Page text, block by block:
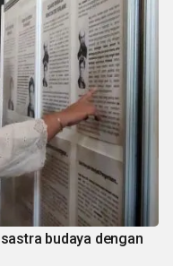
budaya dengan